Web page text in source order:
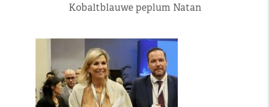
Kobaltblauwe peplum Natan